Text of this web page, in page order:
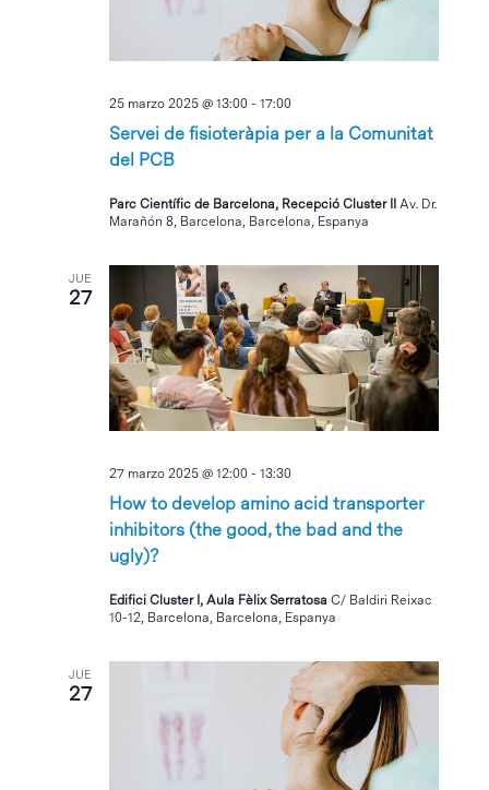
Servei de fisioteràpia per a la Comunitat
del PCB
25 marzo 2025 @ 13:00 -17:00
Parc Científic de Barcelona, Recepció Cluster IIAv. Dr.
Marañón 8, Barcelona, Barcelona, Espanya
JUE
27
How to develop amino acid transporter
inhibitors (the good, the bad and the
ugly)?
27 marzo 2025 @ 12:00 -13:30
Edifici Cluster I, Aula Fèlix SerratosaC/ Baldiri Reixac
10-12, Barcelona, Barcelona, Espanya
JUE
27